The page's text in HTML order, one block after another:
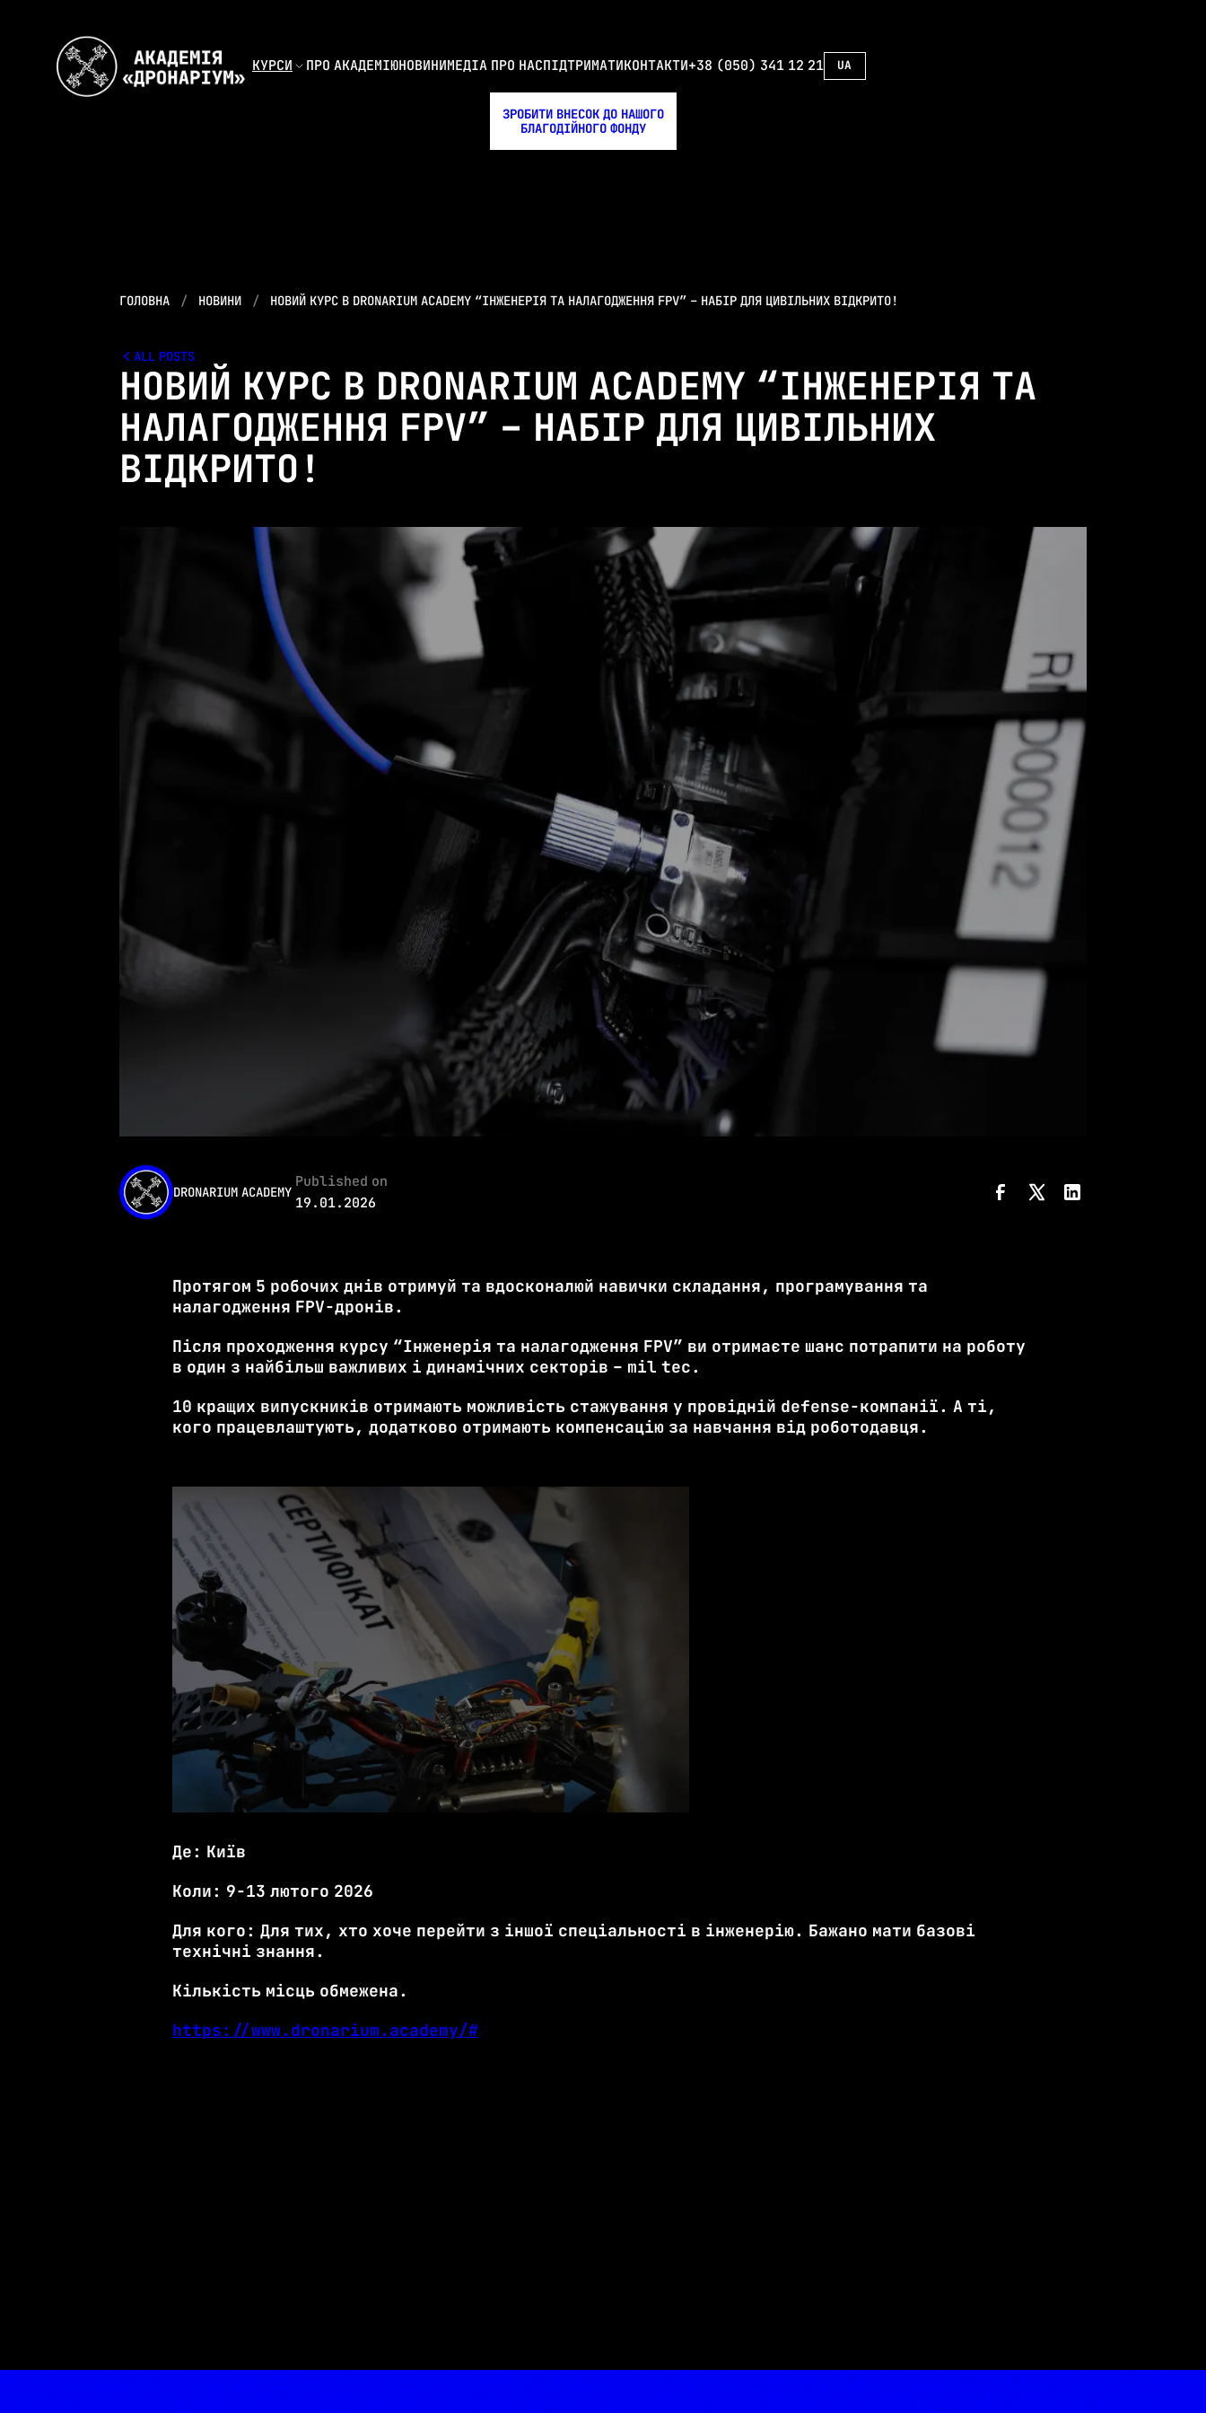
КУРСИ ПРО АКАДЕМІЮНОВИНИМЕДІА ПРО НАСПІДТРИМАТИ
ЗРОБИТИ ВНЕСОК ДО НАШОГО
БЛАГОДІЙНОГО ФОНДУ
КОНТАКТИ+38 (050) 341 12 21
UA
ГОЛОВНА НОВИНИ НОВИЙ КУРС В DRONARIUM ACADEMY “ІНЖЕНЕРІЯ ТА НАЛАГОДЖЕННЯ FPV” – НАБІР ДЛЯ ЦИВІЛЬНИХ ВІДКРИТО!
ALL POSTS
НОВИЙ КУРС В DRONARIUM ACADEMY “ІНЖЕНЕРІЯ ТА
НАЛАГОДЖЕННЯ FPV” – НАБІР ДЛЯ ЦИВІЛЬНИХ
ВІДКРИТО!
DRONARIUM ACADEMY
Published on
19.01.2026
Протягом 5 робочих днів отримуй та вдосконалюй навички складання, програмування та
налагодження FPV-дронів.
Після проходження курсу “Інженерія та налагодження FPV” ви отримаєте шанс потрапити на роботу
в один з найбільш важливих і динамічних секторів – mil tec.
10 кращих випускників отримають можливість стажування у провідній defense-компанії. А ті,
кого працевлаштують, додатково отримають компенсацію за навчання від роботодавця.
Де: Київ
Коли: 9-13 лютого 2026
Для кого: Для тих, хто хоче перейти з іншої спеціальності в інженерію. Бажано мати базові
технічні знання.
Кількість місць обмежена.
https://www.dronarium.academy/#